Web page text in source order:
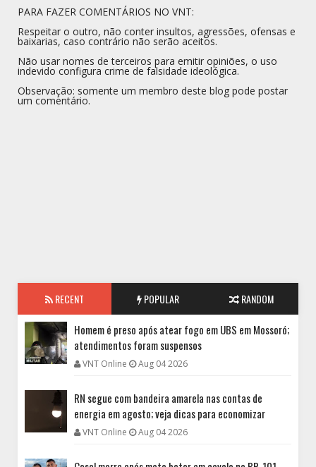
PARA FAZER COMENTÁRIOS NO VNT:
Respeitar o outro, não conter insultos, agressões, ofensas e
baixarias, caso contrário não serão aceitos.
Não usar nomes de terceiros para emitir opiniões, o uso
indevido configura crime de falsidade ideológica.
Observação: somente um membro deste blog pode postar
um comentário.
RECENT POPULAR RANDOM
Homem é preso após atear fogo em UBS em Mossoró;
atendimentos foram suspensos
VNT Online Aug 04 2026
RN segue com bandeira amarela nas contas de
energia em agosto; veja dicas para economizar
VNT Online Aug 04 2026